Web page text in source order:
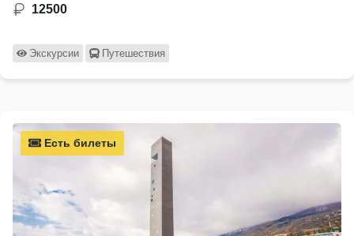
12500
Экскурсии Путешествия
Есть билеты